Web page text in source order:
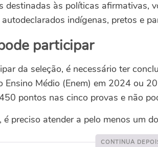
destinadas às políticas afirmativas,
indígenas, pretos e
participar
da seleção, é necessário ter
Ensino Médio (Enem) em 2024 ou
pontos nas cinco provas e não
é preciso atender a pelo menos um